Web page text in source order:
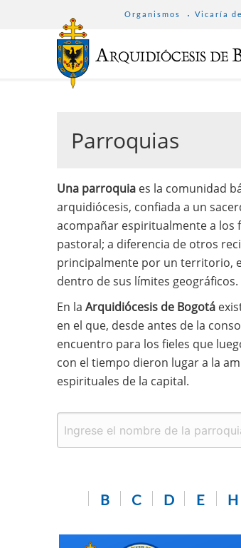
MENU
Organismos Vicaría
Parroquias
Una parroquia es la comunidad
arquidiócesis, confiada a un
acompañar espiritualmente a los
pastoral; a diferencia de otros
principalmente por un territorio,
dentro de sus límites geográficos.
En la Arquidiócesis de Bogotá
en el que, desde antes de la
encuentro para los fieles que
con el tiempo dieron lugar a la
espirituales de la capital.
B C D E H